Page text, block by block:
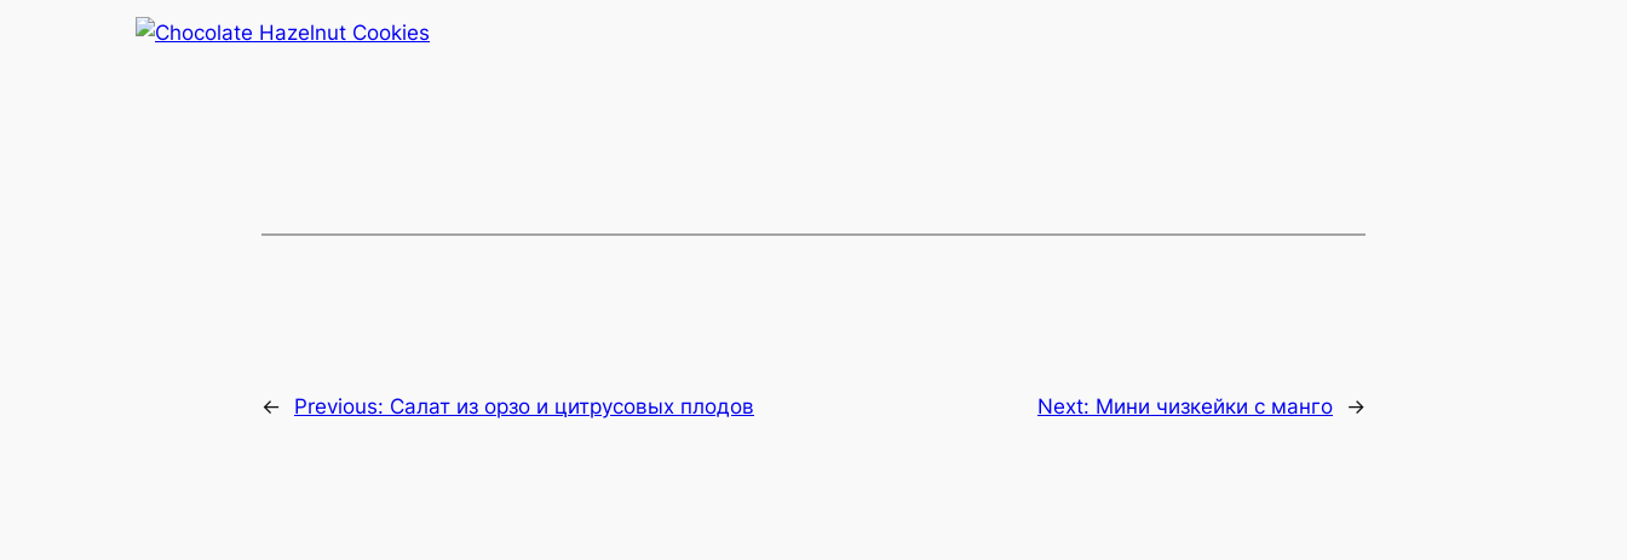
← Previous: Салат из орзо и цитрусовых плодов Next: Мини чизкейки с манго →